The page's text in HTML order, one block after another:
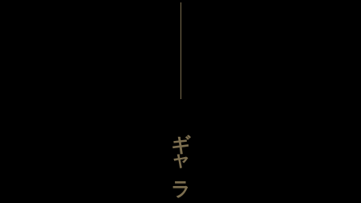
ギャラリー